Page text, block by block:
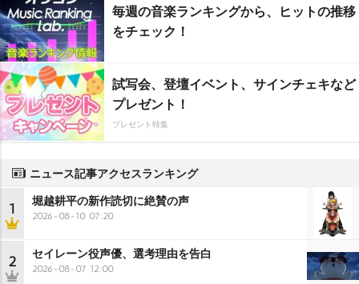
毎週の音楽ランキングから、ヒットの推移
をチェック！
試写会、登壇イベント、サインチェキなど
プレゼント！
プレゼント特集
ニュース記事アクセスランキング
1 堀越耕平の新作読切に絶賛の声
2026-08-10 07:20
2 セイレーン役声優、選考理由を告白
2026-08-07 12:00